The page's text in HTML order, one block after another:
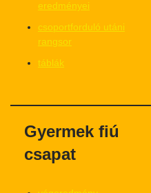
eredményei
csoportforduló utáni
rangsor
táblák
Gyermek fiú
csapat